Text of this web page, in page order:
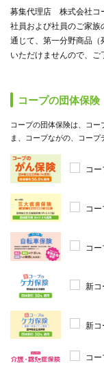
募集代理店 株式会社コ
社員および社員のご家
通じて、第一分野商品
いただけませんので、ご
コープの団体保険
コープの団体保険は、コ
ま、コープながの、コープ
コ
コ
コ
新コ
新コ
コ